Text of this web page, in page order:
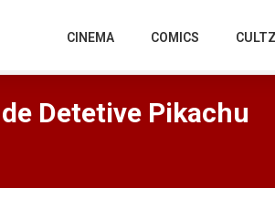
CINEMA COMICS CULTZ
Detetive Pikachu